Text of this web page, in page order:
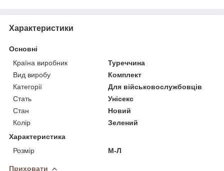
Характеристики
Основні
Країна виробник
Туреччина
Вид виробу
Комплект
Категорії
Для військовослужбовців
Стать
Унісекс
Стан
Новий
Колір
Зелений
Характеристика
Розмір
М-Л
Приховати